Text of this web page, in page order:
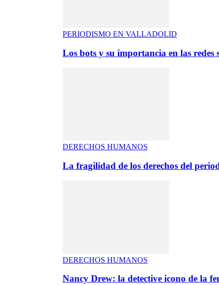
PERIODISMO EN VALLADOLID
Los bots y su importancia en las redes
DERECHOS HUMANOS
La fragilidad de los derechos del
DERECHOS HUMANOS
Nancy Drew: la detective icono de la